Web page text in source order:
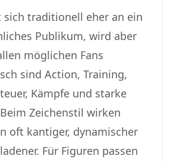
sich traditionell eher an ein
Publikum, wird aber
möglichen Fans
sind Action, Training,
Kämpfe und starke
Zeichenstil wirken
oft kantiger, dynamischer
Für Figuren passen